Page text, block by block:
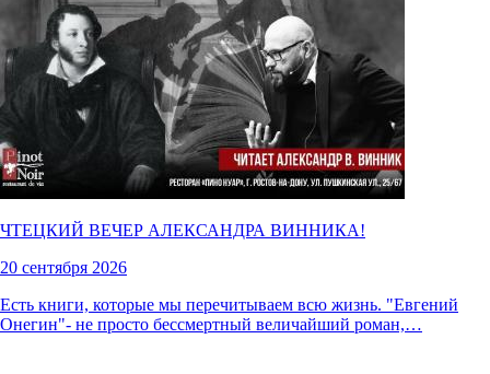
ЧТЕЦКИЙ ВЕЧЕР АЛЕКСАНДРА ВИННИКА!
20 сентября 2026
Есть книги, которые мы перечитываем всю жизнь. "Евгений
Онегин"- не просто бессмертный величайший роман,…